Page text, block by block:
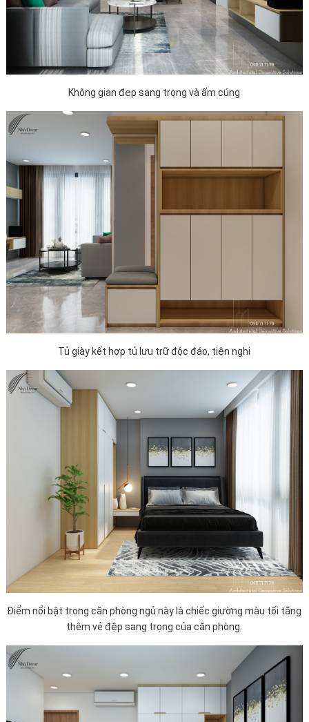
Không gian đẹp sang trọng và ấm cúng
Tủ giày kết hợp tủ lưu trữ độc đáo, tiện nghi
Điểm nổi bật trong căn phòng ngủ này là chiếc giường màu tối tăng
thêm vẻ đệp sang trọng của căn phòng.